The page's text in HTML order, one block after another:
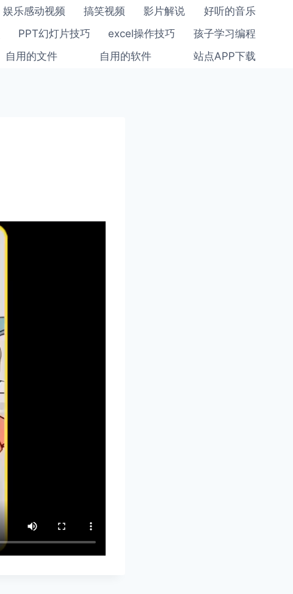
娱乐感动视频 搞笑视频 影片解说
好听的音乐
PPT幻灯片技巧 excel操作技巧
孩子学习编程
自用的文件 自用的软件 站点APP下载